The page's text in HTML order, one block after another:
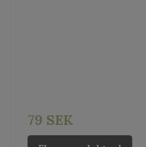
79 SEK